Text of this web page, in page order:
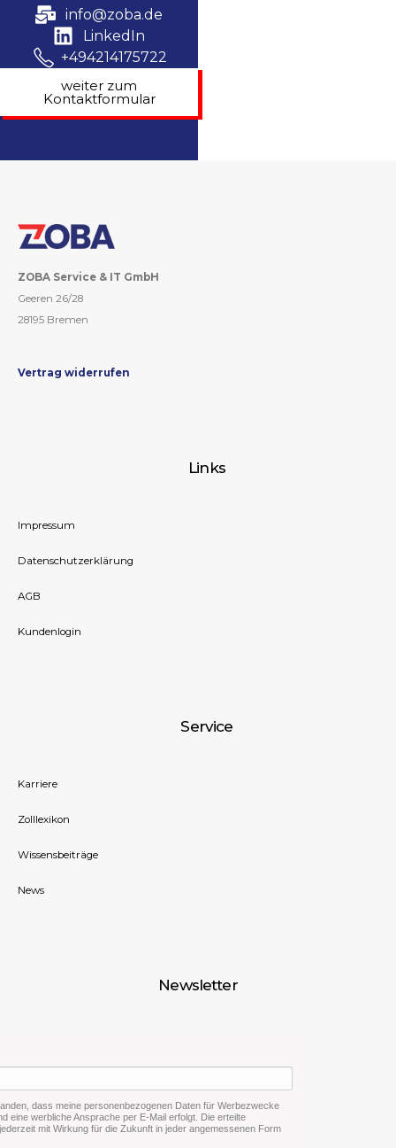
info@zoba.de
LinkedIn
+494214175722
weiter zum
Kontaktformular
ZOBA Service & IT GmbH
Geeren 26/28
28195 Bremen
Vertrag widerrufen
Links
Impressum
Datenschutzerklärung
AGB
Kundenlogin
Service
Karriere
Zolllexikon
Wissensbeiträge
News
Newsletter
dass meine personenbezogenen Daten für Werbezwecke
eine werbliche Ansprache per E-Mail erfolgt. Die erteilte
mit Wirkung für die Zukunft in jeder angemessenen Form